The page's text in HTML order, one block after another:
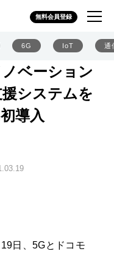
無料会員登録
6G IoT 通
ベーション
システムを
導入
日、5Gとドコモ